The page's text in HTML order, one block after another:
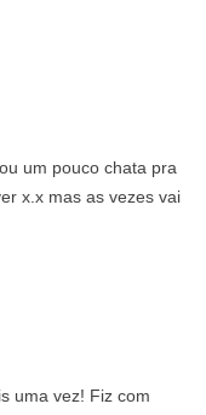
um pouco chata pra
x.x mas as vezes vai
uma vez! Fiz com